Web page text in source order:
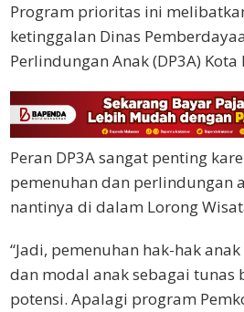
Program prioritas ini
ketinggalan Dinas
Perlindungan Anak (DP3A) Kota
Peran DP3A sangat penting
pemenuhan dan perlindungan
nantinya di dalam Lorong
“Jadi, pemenuhan hak-hak
dan modal anak sebagai tunas
potensi. Apalagi program